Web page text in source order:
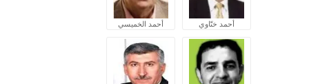
أحمد ختّاوي أحمد الخميسي